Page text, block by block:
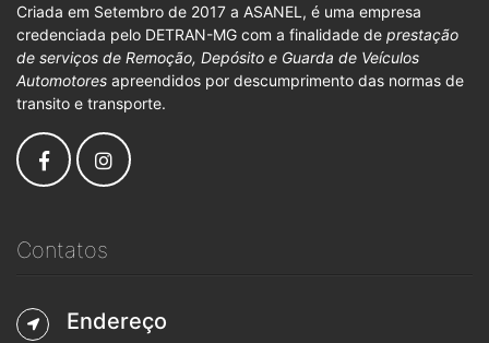
Criada em Setembro de 2017 a ASANEL, é uma empresa
credenciada pelo DETRAN-MG com a finalidade de prestação
de serviços de Remoção, Depósito e Guarda de Veículos
Automotores apreendidos por descumprimento das normas de
transito e transporte.
Contatos
Endereço